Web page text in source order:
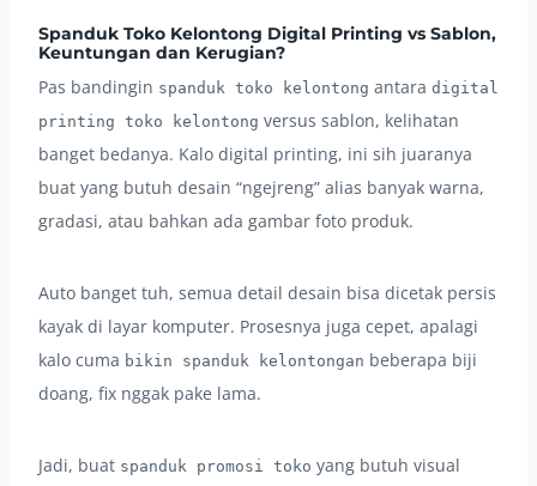
Spanduk Toko Kelontong Digital Printing vs Sablon,
Keuntungan dan Kerugian?
Pas bandingin spanduk toko kelontong antara digital
printing toko kelontong versus sablon, kelihatan
banget bedanya. Kalo digital printing, ini sih juaranya
buat yang butuh desain “ngejreng” alias banyak warna,
gradasi, atau bahkan ada gambar foto produk.
Auto banget tuh, semua detail desain bisa dicetak persis
kayak di layar komputer. Prosesnya juga cepet, apalagi
kalo cuma bikin spanduk kelontongan beberapa biji
doang, fix nggak pake lama.
Jadi, buat spanduk promosi toko yang butuh visual